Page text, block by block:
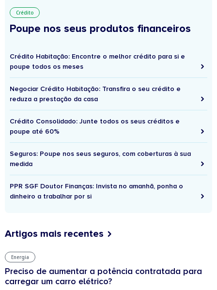
Crédito
Poupe nos seus produtos financeiros
Crédito Habitação: Encontre o melhor crédito para si e
poupe todos os meses
Negociar Crédito Habitação: Transfira o seu crédito e
reduza a prestação da casa
Crédito Consolidado: Junte todos os seus créditos e
poupe até 60%
Seguros: Poupe nos seus seguros, com coberturas à sua
medida
PPR SGF Doutor Finanças: Invista no amanhã, ponha o
dinheiro a trabalhar por si
Artigos mais recentes
Energia
Preciso de aumentar a potência contratada para
carregar um carro elétrico?